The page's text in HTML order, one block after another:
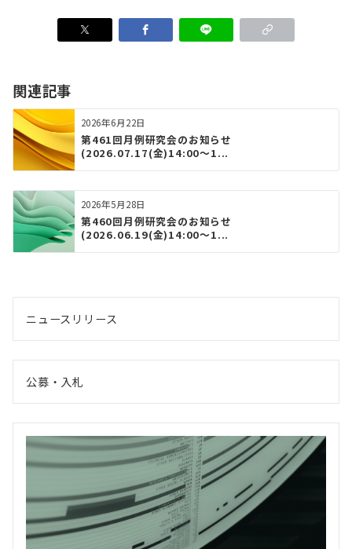
関連記事
2026年6月22日
第461回月例研究会のお知らせ
(2026.07.17(金)14:00～1...
2026年5月28日
第460回月例研究会のお知らせ
(2026.06.19(金)14:00～1...
ニュースリリース
公募・入札